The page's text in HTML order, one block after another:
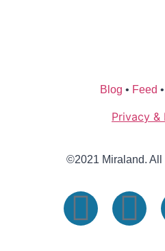
Blog • Feed •
Privacy &
©2021 Miraland. All